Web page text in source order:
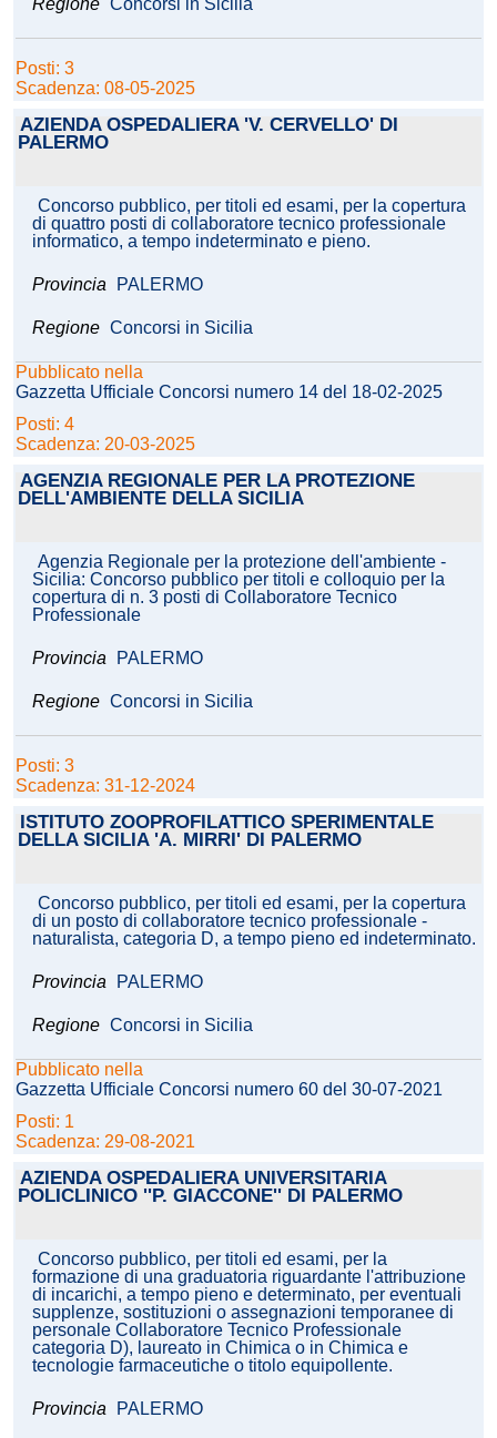
Regione Concorsi in Sicilia
Posti: 3
Scadenza: 08-05-2025
AZIENDA OSPEDALIERA 'V. CERVELLO' DI
PALERMO
Concorso pubblico, per titoli ed esami, per la copertura
di quattro posti di collaboratore tecnico professionale
informatico, a tempo indeterminato e pieno.
Provincia PALERMO
Regione Concorsi in Sicilia
Pubblicato nella
Gazzetta Ufficiale Concorsi numero 14 del 18-02-2025
Posti: 4
Scadenza: 20-03-2025
AGENZIA REGIONALE PER LA PROTEZIONE
DELL'AMBIENTE DELLA SICILIA
Agenzia Regionale per la protezione dell'ambiente -
Sicilia: Concorso pubblico per titoli e colloquio per la
copertura di n. 3 posti di Collaboratore Tecnico
Professionale
Provincia PALERMO
Regione Concorsi in Sicilia
Posti: 3
Scadenza: 31-12-2024
ISTITUTO ZOOPROFILATTICO SPERIMENTALE
DELLA SICILIA 'A. MIRRI' DI PALERMO
Concorso pubblico, per titoli ed esami, per la copertura
di un posto di collaboratore tecnico professionale -
naturalista, categoria D, a tempo pieno ed indeterminato.
Provincia PALERMO
Regione Concorsi in Sicilia
Pubblicato nella
Gazzetta Ufficiale Concorsi numero 60 del 30-07-2021
Posti: 1
Scadenza: 29-08-2021
AZIENDA OSPEDALIERA UNIVERSITARIA
POLICLINICO ''P. GIACCONE'' DI PALERMO
Concorso pubblico, per titoli ed esami, per la
formazione di una graduatoria riguardante l'attribuzione
di incarichi, a tempo pieno e determinato, per eventuali
supplenze, sostituzioni o assegnazioni temporanee di
personale Collaboratore Tecnico Professionale
categoria D), laureato in Chimica o in Chimica e
tecnologie farmaceutiche o titolo equipollente.
Provincia PALERMO